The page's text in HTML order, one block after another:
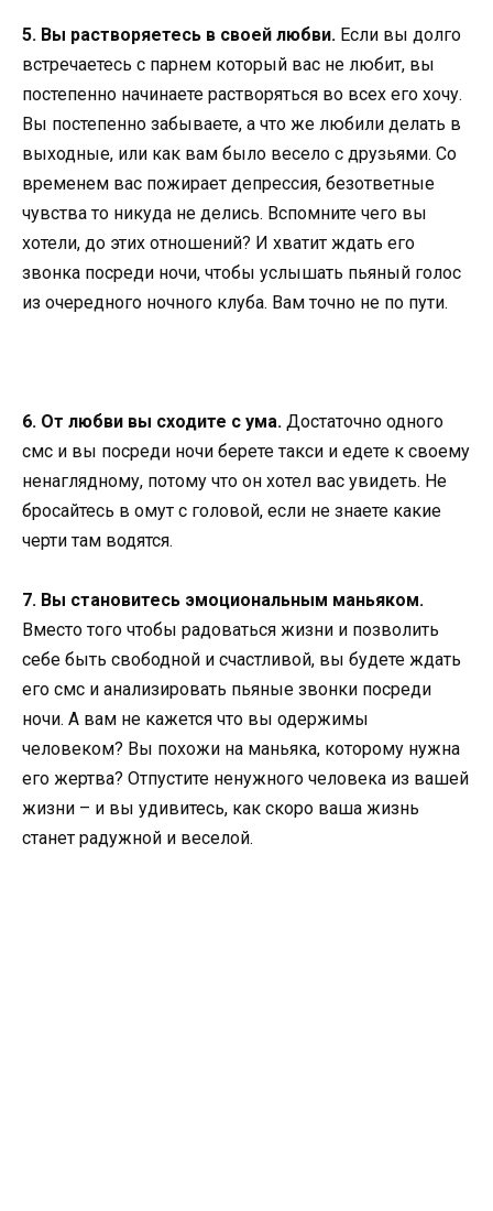
5. Вы растворяетесь в своей любви. Если вы долго
встречаетесь с парнем который вас не любит, вы
постепенно начинаете растворяться во всех его хочу.
Вы постепенно забываете, а что же любили делать в
выходные, или как вам было весело с друзьями. Со
временем вас пожирает депрессия, безответные
чувства то никуда не делись. Вспомните чего вы
хотели, до этих отношений? И хватит ждать его
звонка посреди ночи, чтобы услышать пьяный голос
из очередного ночного клуба. Вам точно не по пути.
6. От любви вы сходите с ума. Достаточно одного
смс и вы посреди ночи берете такси и едете к своему
ненаглядному, потому что он хотел вас увидеть. Не
бросайтесь в омут с головой, если не знаете какие
черти там водятся.
7. Вы становитесь эмоциональным маньяком.
Вместо того чтобы радоваться жизни и позволить
себе быть свободной и счастливой, вы будете ждать
его смс и анализировать пьяные звонки посреди
ночи. А вам не кажется что вы одержимы
человеком? Вы похожи на маньяка, которому нужна
его жертва? Отпустите ненужного человека из вашей
жизни – и вы удивитесь, как скоро ваша жизнь
станет радужной и веселой.